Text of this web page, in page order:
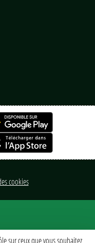
cookies
sur ceux que vous souhaitez